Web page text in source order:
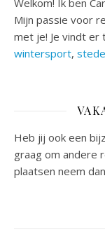
Welkom! Ik ben
Mijn passie voor
met je! Je vindt er
wintersport,
Heb jij ook een
graag om andere
plaatsen neem dan